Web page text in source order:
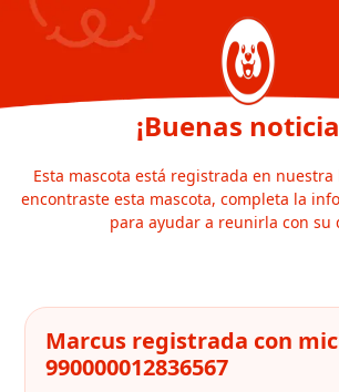
¡Buenas
Esta mascota está registrada en nuestra
encontraste esta mascota, completa la
para ayudar a reunirla con su
Marcus registrada con
990000012836567